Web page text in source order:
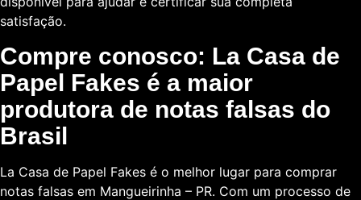
satisfação.
Compre conosco: La Casa de
Papel Fakes é a maior
produtora de notas falsas do
Brasil
La Casa de Papel Fakes é o melhor lugar para comprar
notas falsas em Mangueirinha – PR. Com um processo de